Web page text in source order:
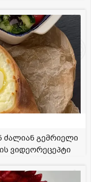
ძალიან გემრიელი
ვიდეორეცეპტი